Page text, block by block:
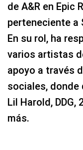
de A&R en Epic
perteneciente a
En su rol, ha
varios artistas
apoyo a través
sociales, donde
Lil Harold, DDG,
más.